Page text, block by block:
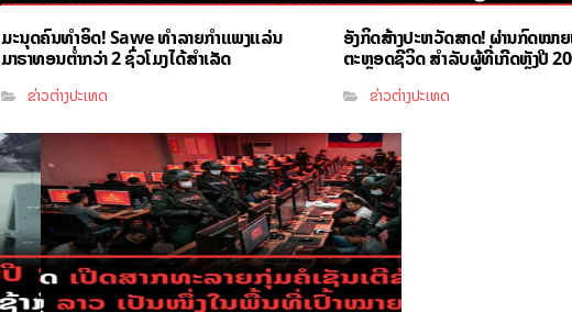
ມະນຸດຄົນທຳອິດ! Sawe ທຳລາຍກຳແພງແລ່ນ
ມາຣາທອນຕ່ຳກວ່າ 2 ຊົ່ວໂມງໄດ້ສຳເລັດ
ຂ່າວຕ່າງປະເທດ
ອັງກິດສ້າງປະຫວັດສາດ! ຜ່ານກົດໝາ
ຕະຫຼອດຊີວິດ ສຳລັບຜູ້ທີ່ເກີດຫຼັງປີ
ຂ່າວຕ່າງປະເທດ